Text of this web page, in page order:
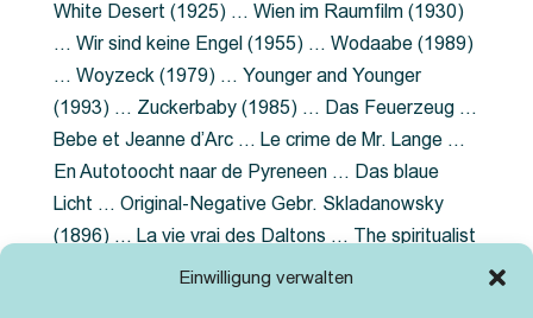
Einwilligung verwalten
White Desert (1925) … Wien im Raumfilm (1930)
… Wir sind keine Engel (1955) … Wodaabe (1989)
… Woyzeck (1979) … Younger and Younger
(1993) … Zuckerbaby (1985) … Das Feuerzeug …
Bebe et Jeanne d’Arc … Le crime de Mr. Lange …
En Autotoocht naar de Pyreneen … Das blaue
Licht … Original-Negative Gebr. Skladanowsky
(1896) … La vie vrai des Daltons … The spiritualist
photographer … Feuer im Fjord … The Song of the